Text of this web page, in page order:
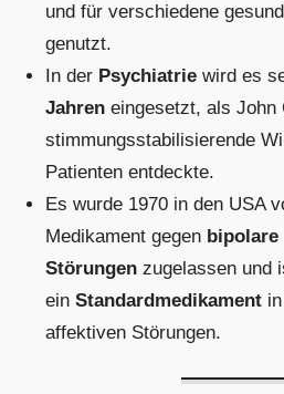
und für verschiedene
genutzt.
In der Psychiatrie wird es
Jahren eingesetzt, als John
stimmungsstabilisierende
Patienten entdeckte.
Es wurde 1970 in den USA
Medikament gegen bipolare
Störungen zugelassen und
einStandardmedikament
affektiven Störungen.